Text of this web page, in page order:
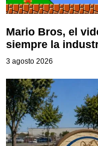
Mario Bros, el
siempre la
3 agosto 2026